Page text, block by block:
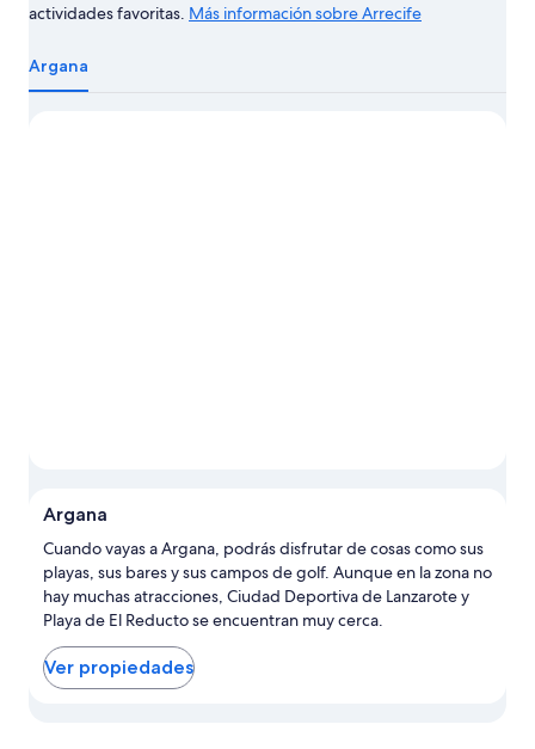
actividades favoritas. Más información sobre Arrecife
información
sobre
Arrecife
Argana
Argana
Cuando vayas a Argana, podrás disfrutar de cosas como sus
playas, sus bares y sus campos de golf. Aunque en la zona no
hay muchas atracciones, Ciudad Deportiva de Lanzarote y
Playa de El Reducto se encuentran muy cerca.
Ver propiedades